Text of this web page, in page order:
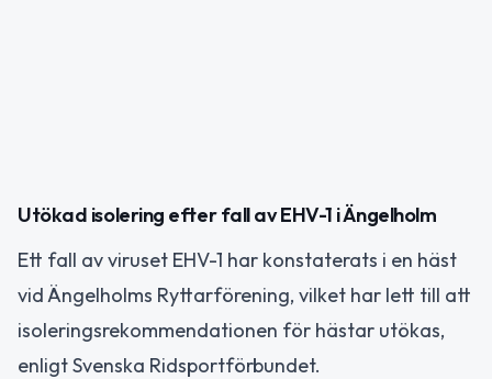
Utökad isolering efter fall av EHV-1 i Ängelholm
Ett fall av viruset EHV-1 har konstaterats i en häst
vid Ängelholms Ryttarförening, vilket har lett till att
isoleringsrekommendationen för hästar utökas,
enligt Svenska Ridsportförbundet.